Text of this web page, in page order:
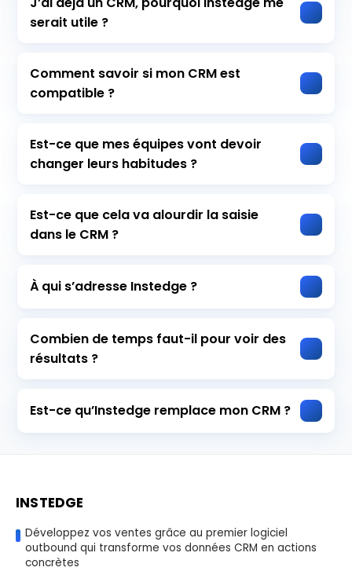
serait utile ?
Comment savoir si mon CRM est
compatible ?
Est-ce que mes équipes vont devoir
changer leurs habitudes ?
Est-ce que cela va alourdir la saisie
dans le CRM ?
À qui s’adresse Instedge ?
Combien de temps faut-il pour voir des
résultats ?
Est-ce qu’Instedge remplace mon CRM ?
INSTEDGE
Développez vos ventes grâce au premier logiciel
outbound qui transforme vos données CRM en actions
concrètes